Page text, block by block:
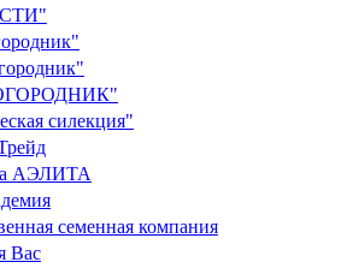
силекция"
АЭЛИТА
семенная компания
Вас